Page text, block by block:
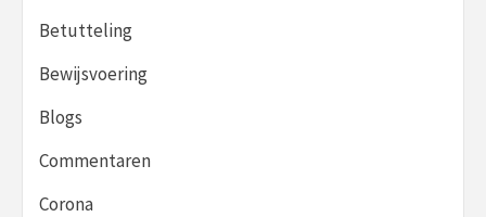
Betutteling
Bewijsvoering
Blogs
Commentaren
Corona